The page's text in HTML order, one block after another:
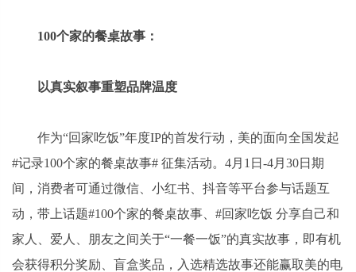
100个家的餐桌故事：
以真实叙事重塑品牌温度
作为“回家吃饭”年度IP的首发行动，美的面向全国发起
#记录100个家的餐桌故事# 征集活动。4月1日-4月30日期
间，消费者可通过微信、小红书、抖音等平台参与话题互
动，带上话题#100个家的餐桌故事、#回家吃饭 分享自己和
家人、爱人、朋友之间关于“一餐一饭”的真实故事，即有机
会获得积分奖励、盲盒奖品，入选精选故事还能赢取美的电